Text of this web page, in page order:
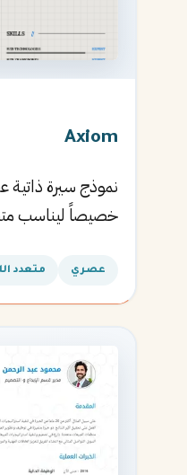
Axiom
نموذج سيرة
خصيصاً ليناسب
القادمة.
عصري متعدد